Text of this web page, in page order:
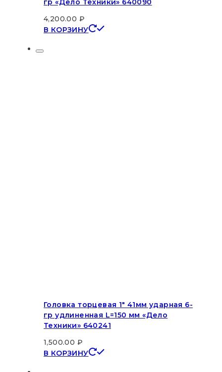
гр «Дело Техники» 640090
4,200.00 ₽
В КОРЗИНУ
Головка торцевая 1″ 41мм ударная 6-
гр удлиненная L=150 мм «Дело
Техники» 640241
1,500.00 ₽
В КОРЗИНУ